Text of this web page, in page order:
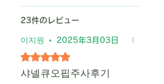
治療中に猫に何を与えるべきです
か？
えることを推奨します。猫に下痢
がある場合は、下痢が止まるまで
数日間、ドライキャットフードに
切り替えることを検討してくださ
23件のレビュー
이지원 • 2025年3月03日
5つ星のうち5と評価されています。
샤넬큐오핍주사후기